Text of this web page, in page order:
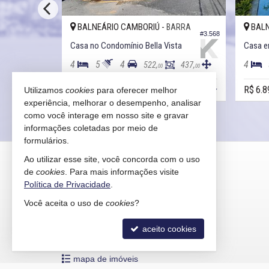
#3.568
BALNEÁRIO CAMBORIÚ - BARRA
Casa no Condomínio Bella Vista
4 5 4 522,00 437,00
R$ 6.500.000,00
4
R$
KAIRÓS IMÓVEIS
Rua 1121, 100
Balneário Camboriú /
mapa google
indicadores financeiros
mapa de imóveis
Utilizamos cookies para oferecer melhor
experiência, melhorar o desempenho, analisar
como você interage em nosso site e gravar
informações coletadas por meio de
formulários.
Ao utilizar esse site, você concorda com o uso
de cookies . Para mais informações visite
Política de Privacidade
Você aceita o uso de cookies?
aceito cookies